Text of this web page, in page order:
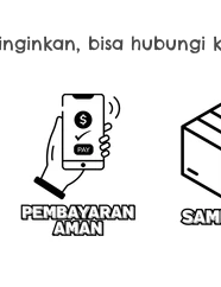
bisa hubungi